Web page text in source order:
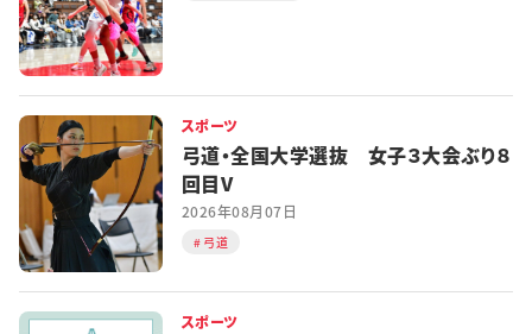
スポーツ
弓道・全国大学選抜 女子３大会ぶり８
回目V
2026年08月07日
弓道
スポーツ